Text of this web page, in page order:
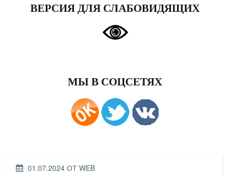
ВЕРСИЯ ДЛЯ СЛАБОВИДЯЩИХ
МЫ В СОЦСЕТЯХ
ОПУБЛИКОВАНО
01.07.2024 ОТ WEB